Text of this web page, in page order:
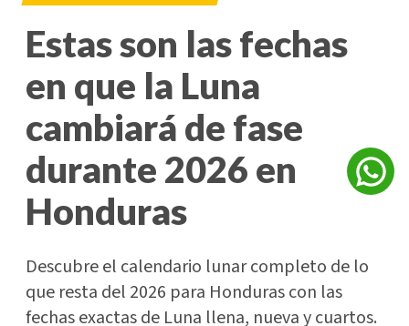
Estas son las fechas
en que la Luna
cambiará de fase
durante 2026 en
Honduras
Descubre el calendario lunar completo de lo
que resta del 2026 para Honduras con las
fechas exactas de Luna llena, nueva y cuartos.